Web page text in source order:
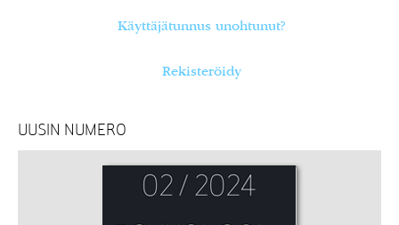
Käyttäjätunnus unohtunut?
Rekisteröidy
UUSIN NUMERO